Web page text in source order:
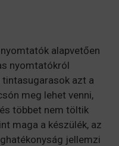
alapvetően
nyomtatókról
tintasugarasok azt a
meg lehet venni,
többet nem töltik
maga a készülék, az
jellemzi